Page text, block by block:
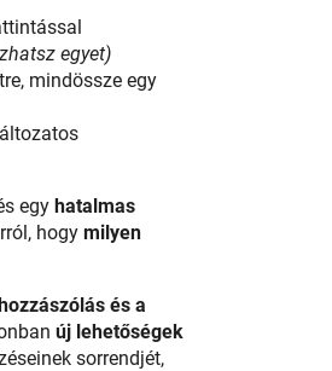
egyet)
mindössze egy
egy hatalmas
hogy milyen
és a
új lehetőségek
sorrendjét,